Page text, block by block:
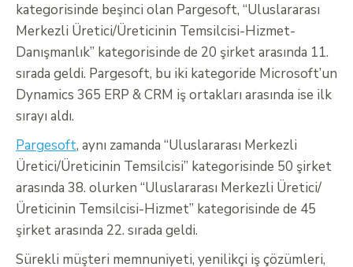
kategorisinde beşinci olan Pargesoft, “Uluslararası
Merkezli Üretici/Üreticinin Temsilcisi-Hizmet-
Danışmanlık” kategorisinde de 20 şirket arasında 11.
sırada geldi. Pargesoft, bu iki kategoride Microsoft’un
Dynamics 365 ERP & CRM iş ortakları arasında ise ilk
sırayı aldı.
Pargesoft, aynı zamanda “Uluslararası Merkezli
Üretici/Üreticinin Temsilcisi” kategorisinde 50 şirket
arasında 38. olurken “Uluslararası Merkezli Üretici/
Üreticinin Temsilcisi-Hizmet” kategorisinde de 45
şirket arasında 22. sırada geldi.
Sürekli müşteri memnuniyeti, yenilikçi iş çözümleri,